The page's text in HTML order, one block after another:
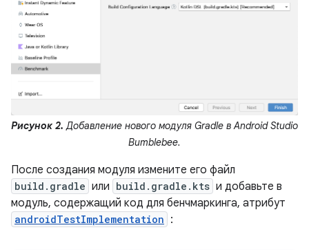
Рисунок 2. Добавление нового модуля Gradle в Android Studio
Bumblebee.
После создания модуля измените его файл
build.gradle или build.gradle.kts и добавьте в
модуль, содержащий код для бенчмаркинга, атрибут
androidTestImplementation :